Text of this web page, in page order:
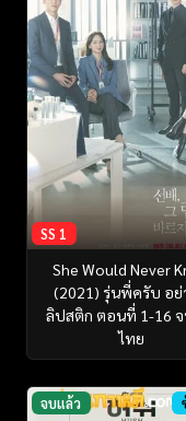
SS 1
She Would Never
(2021) รุ่นพี่ครับ อย่
ลิปสติก ตอนที่ 1-16
ไทย
จบแล้ว